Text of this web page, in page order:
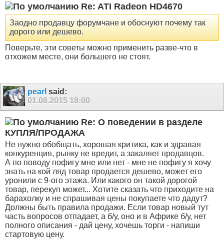
Re: ATI Radeon HD4670
Заодно продавцу форумчане и обоснуют почему так
дорого или дешево.
Поверьте, эти советы можно применить разве-что в
отхожем месте, они большего не стоят.
pearl said:
01.06.2015 18:00
Re: О поведении в разделе
КУПЛЯ/ПРОДАЖА
Не нужно обобщать, хорошая критика, как и здравая
конкуренция, рынку не вредит, а закаляет продавцов.
А по поводу пофигу мне или нет - мне не пофигу я хочу
знать на кой ляд товар продается дешево, может его
уронили с 9-ого этажа. Или какого он такой дорогой
товар, перекуп может... Хотите сказать что приходите на
барахолку и не спрашивая цены покупаете что дадут?
Должны быть правила продажи. Если товар новый тут
часть вопросов отпадает, а б/у, оно и в Африке б/у, нет
полного описания - дай цену, хочешь торги - напиши
стартовую цену.